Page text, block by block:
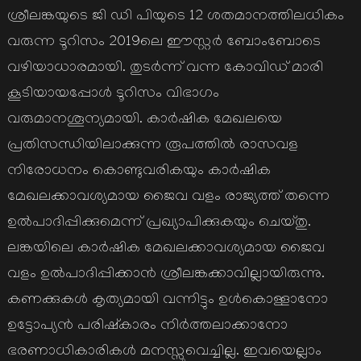
ശ്രീലങ്കയുടെ ജി ഡി പിയുടെ 12 ശതമാനത്തിലധികം
വരുന്ന ടൂറിസം 2019ലെ ഈസ്റ്റര്‍ ബോംബോടെ
വഴിയാധാരമായി. തുടര്‍ന്ന് വന്ന കോവിഡ് മാരി
കൂടിയായപ്പോള്‍ ടൂറിസം വിഭാഗം
വരുമാനശൂന്യമായി. കാര്‍ഷിക മേഖലയെ
പ്രതിസന്ധിയിലാക്കുന്ന രൂപത്തില്‍ രാസവള
നിരോധനം കൊണ്ടുവരികയും കാര്‍ഷിക
മേഖലക്കാവശ്യമായ ജൈവ വളം രാജ്യത്ത് തന്നെ
ഉല്‍പാദിപ്പിക്കുമെന്ന് പ്രഖ്യാപിക്കുകയും ചെയ്തു.
ലങ്കയിലെ കാര്‍ഷിക മേഖലക്കാവശ്യമായ ജൈവ
വളം ഉല്‍പാദിപ്പിക്കാന്‍ ശ്രീലങ്കക്കാവില്ലായിരുന്നു.
കണക്കുകള്‍ കൃത്യമായി വന്നിട്ടും ഉള്‍കൊള്ളാനോ
ഉട്ടോപ്യന്‍ പരിഷ്കാരം നിര്‍ത്തലാക്കാനോ
ഭരണാധികാരികള്‍ മനസ്സുവെച്ചില്ല. ഇവയെല്ലാം